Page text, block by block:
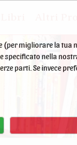
migliorare la
specificato nella
parti. Se invece